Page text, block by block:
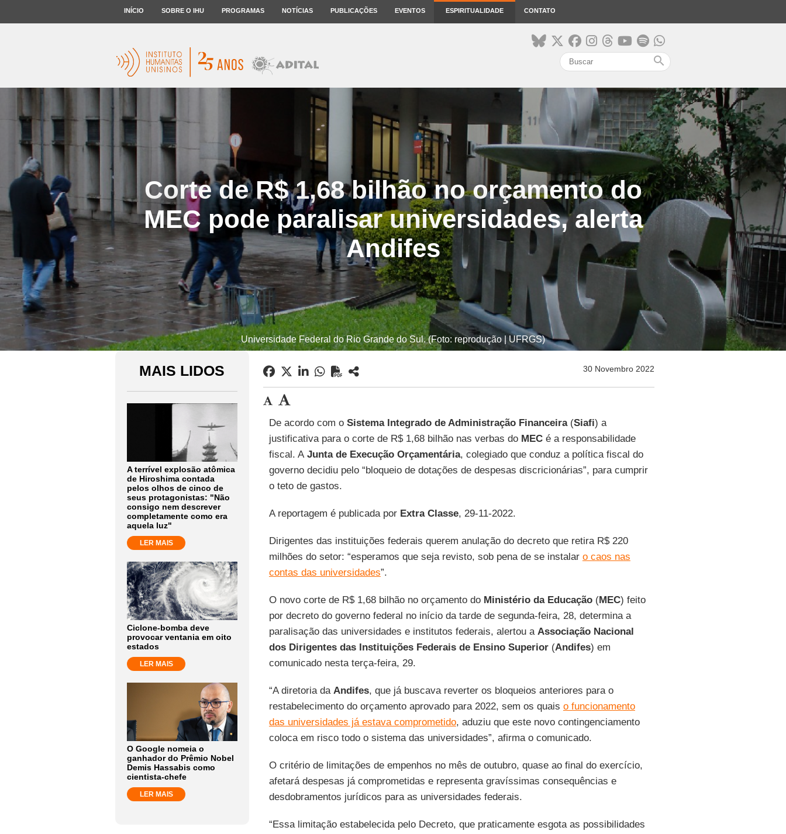
INÍCIO SOBRE O IHU PROGRAMAS NOTÍCIAS PUBLICAÇÕES EVENTOS ESPIRITUALIDADE CONTATO
search
Corte de R$ 1,68 bilhão no orçamento do
MEC pode paralisar universidades, alerta
Andifes
Universidade Federal do Rio Grande do Sul. (Foto: reprodução | UFRGS)
MAIS LIDOS
A terrível explosão atômica
de Hiroshima contada
pelos olhos de cinco de
seus protagonistas: "Não
consigo nem descrever
completamente como era
aquela luz"
LER MAIS
Ciclone-bomba deve
provocar ventania em oito
estados
LER MAIS
O Google nomeia o
ganhador do Prêmio Nobel
Demis Hassabis como
cientista-chefe
LER MAIS
30 Novembro 2022
De acordo com o Sistema Integrado de Administração Financeira(Siafi) a
justificativa para o corte de R$ 1,68 bilhão nas verbas do MECé a responsabilidade
fiscal. A Junta de Execução Orçamentária, colegiado que conduz a política fiscal do
governo decidiu pelo “bloqueio de dotações de despesas discricionárias”, para cumprir
o teto de gastos.
A reportagem é publicada por Extra Classe, 29-11-2022.
Dirigentes das instituições federais querem anulação do decreto que retira R$ 220
milhões do setor: “esperamos que seja revisto, sob pena de se instalar o caos nas
contas das universidades”.
O novo corte de R$ 1,68 bilhão no orçamento do Ministério da Educação(MEC) feito
por decreto do governo federal no início da tarde de segunda-feira, 28, determina a
paralisação das universidades e institutos federais, alertou a Associação Nacional
dos Dirigentes das Instituições Federais de Ensino Superior(Andifes) em
comunicado nesta terça-feira, 29.
“A diretoria da Andifes, que já buscava reverter os bloqueios anteriores para o
restabelecimento do orçamento aprovado para 2022, sem os quais o funcionamento
das universidades já estava comprometido, aduziu que este novo contingenciamento
coloca em risco todo o sistema das universidades”, afirma o comunicado.
O critério de limitações de empenhos no mês de outubro, quase ao final do exercício,
afetará despesas já comprometidas e representa gravíssimas consequências e
desdobramentos jurídicos para as universidades federais.
“Essa limitação estabelecida pelo Decreto, que praticamente esgota as possibilidades